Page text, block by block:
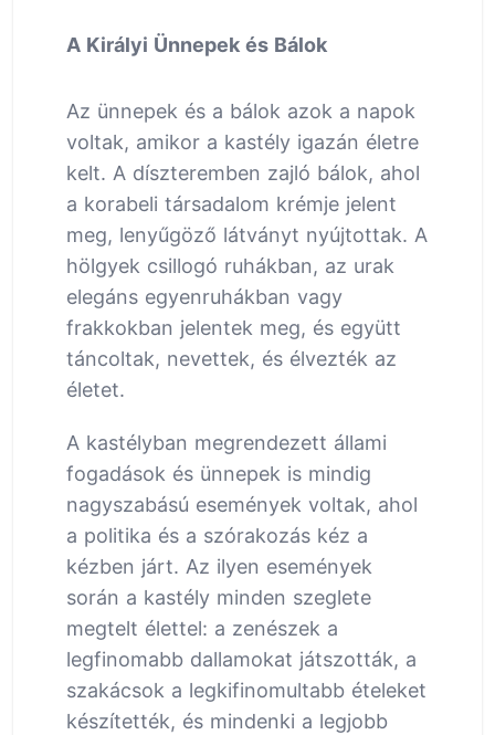
A Királyi Ünnepek és Bálok
Az ünnepek és a bálok azok a napok
voltak, amikor a kastély igazán életre
kelt. A díszteremben zajló bálok, ahol
a korabeli társadalom krémje jelent
meg, lenyűgöző látványt nyújtottak. A
hölgyek csillogó ruhákban, az urak
elegáns egyenruhákban vagy
frakkokban jelentek meg, és együtt
táncoltak, nevettek, és élvezték az
életet.
A kastélyban megrendezett állami
fogadások és ünnepek is mindig
nagyszabású események voltak, ahol
a politika és a szórakozás kéz a
kézben járt. Az ilyen események
során a kastély minden szeglete
megtelt élettel: a zenészek a
legfinomabb dallamokat játszották, a
szakácsok a legkifinomultabb ételeket
készítették, és mindenki a legjobb